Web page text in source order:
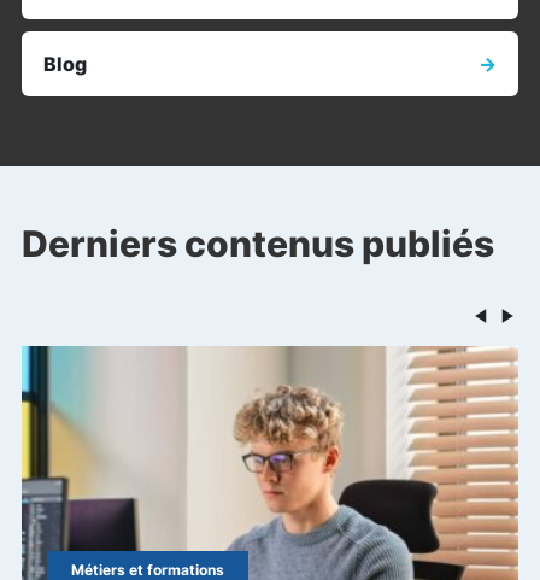
Blog →
Derniers contenus publiés
Métiers et formations